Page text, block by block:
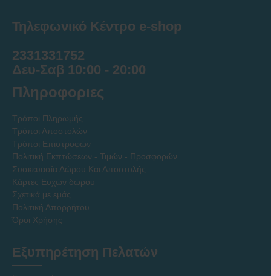
Τηλεφωνικό Κέντρο e-shop
2331331752
Δευ-Σαβ 10:00 - 20:00
Πληροφοριες
Τρόποι Πληρωμής
Τρόποι Αποστολών
Τρόποι Επιστροφών
Πολιτική Εκπτώσεων - Τιμών - Προσφορών
Συσκευασία Δώρου Και Αποστολής
Κάρτες Ευχών δώρου
Σχετικά με εμάς
Πολιτική Απορρήτου
Όροι Χρήσης
Εξυπηρέτηση Πελατών